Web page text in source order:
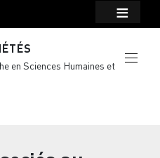
en Sciences Humaines et